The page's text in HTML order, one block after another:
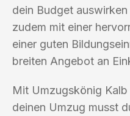
dein Budget
zudem mit einer
einer guten
breiten Angebot an
Mit Umzugskönig
deinen Umzug musst